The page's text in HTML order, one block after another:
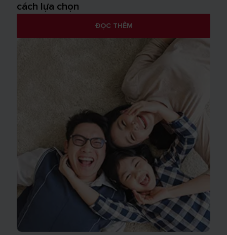
cách lựa chọn
ĐỌC THÊM